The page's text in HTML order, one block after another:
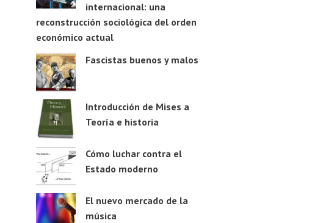
internacional: una
reconstrucción sociológica del orden
económico actual
Fascistas buenos y malos
Introducción de Mises a
Teoría e historia
Cómo luchar contra el
Estado moderno
El nuevo mercado de la
música